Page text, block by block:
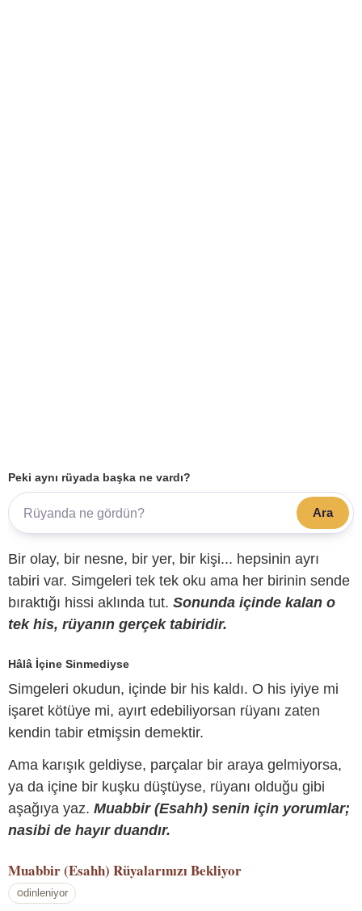
Peki aynı rüyada başka ne vardı?
Ara
Bir olay, bir nesne, bir yer, bir kişi... hepsinin ayrı
tabiri var. Simgeleri tek tek oku ama her birinin sende
bıraktığı hissi aklında tut. Sonunda içinde kalan o
tek his, rüyanın gerçek tabiridir.
Hâlâ İçine Sinmediyse
Simgeleri okudun, içinde bir his kaldı. O his iyiye mi
işaret kötüye mi, ayırt edebiliyorsan rüyanı zaten
kendin tabir etmişsin demektir.
Ama karışık geldiyse, parçalar bir araya gelmiyorsa,
ya da içine bir kuşku düştüyse, rüyanı olduğu gibi
aşağıya yaz. Muabbir (Esahh) senin için yorumlar;
nasibi de hayır duandır.
Muabbir (Esahh) Rüyalarınızı Bekliyor
dinleniyor